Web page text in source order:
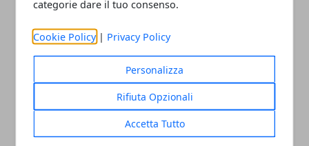
categorie dare il tuo consenso.
Cookie Policy | Privacy Policy
Personalizza
Rifiuta Opzionali
Accetta Tutto